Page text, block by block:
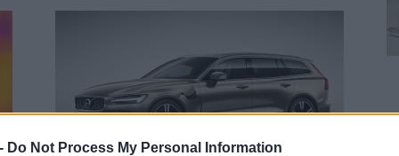
Do Not Process My Personal Information
Volvo